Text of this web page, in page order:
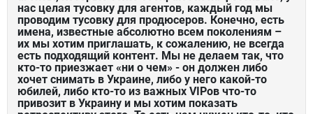
нас целая тусовку для агентов, каждый год мы
проводим тусовку для продюсеров. Конечно, есть
имена, известные абсолютно всем поколениям –
их мы хотим приглашать, к сожалению, не всегда
есть подходящий контент. Мы не делаем так, что
кто-то приезжает «ни о чем» - он должен либо
хочет снимать в Украине, либо у него какой-то
юбилей, либо кто-то из важных VIPов что-то
привозит в Украину и мы хотим показать